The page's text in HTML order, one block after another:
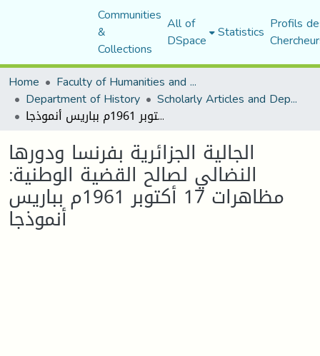
Communities
&
Collections
All of
DSpace Statistics Profils
Home
Faculty of Humanities and Social Sciences
Department of History Scholarly Articles and Department Publications
الجالية الجزائرية بفرنسا ودورها النضالي لصالح القضية الوطنية: مظاهرات 17 أكتوبر 1961م بباريس أنموذجا
الجالية الجزائرية بفرنسا ودورها
النضالي لصالح القضية الوطنية:
مظاهرات 17 أكتوبر 1961م بباريس
أنموذجا